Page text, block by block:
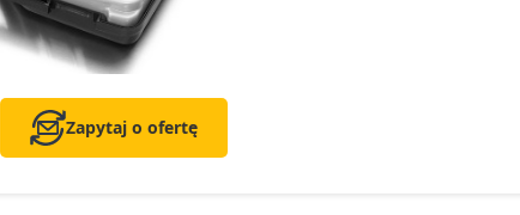
Zapytaj o ofertę